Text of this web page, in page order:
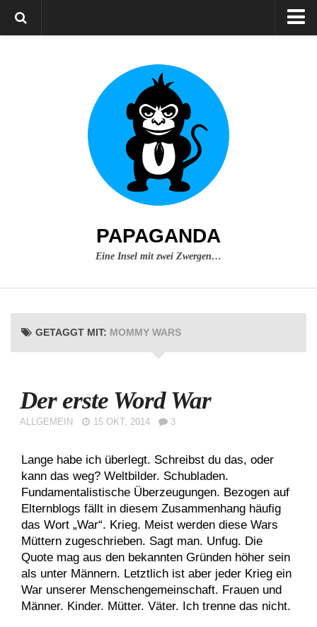
PAPAGANDA
Eine Insel mit zwei Zwergen…
GETAGGT MIT: MOMMY WARS
Der erste Word War
ALLGEMEIN 15 OKT, 2014 3
Lange habe ich überlegt. Schreibst du das, oder
kann das weg? Weltbilder. Schubladen.
Fundamentalistische Überzeugungen. Bezogen auf
Elternblogs fällt in diesem Zusammenhang häufig
das Wort „War“. Krieg. Meist werden diese Wars
Müttern zugeschrieben. Sagt man. Unfug. Die
Quote mag aus den bekannten Gründen höher sein
als unter Männern. Letztlich ist aber jeder Krieg ein
War unserer Menschengemeinschaft. Frauen und
Männer. Kinder. Mütter. Väter. Ich trenne das nicht.